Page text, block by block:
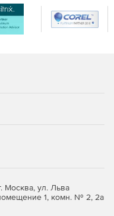
iT StorageAnalyzer:
корпоративных
расходов на
которые могут быть
Москва, ул. Льва
1, комн. № 2, 2а